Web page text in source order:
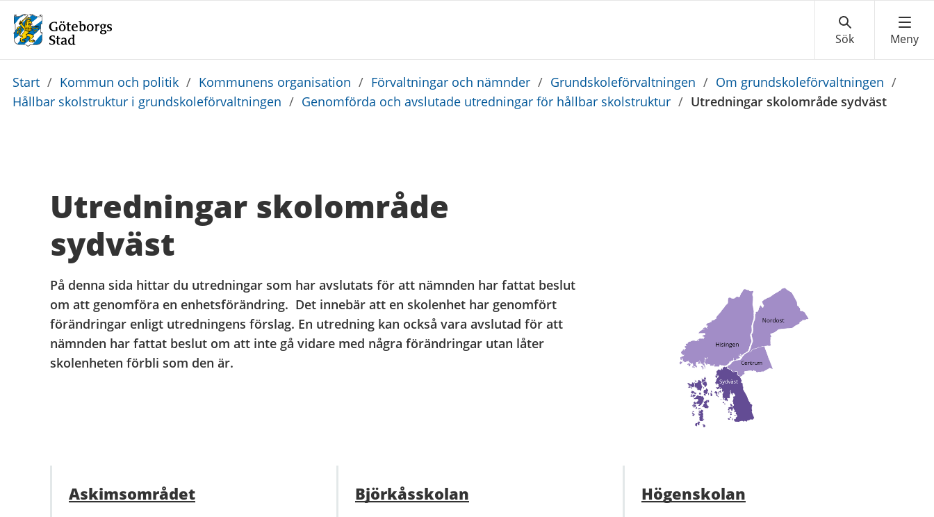
Du
är
Start / Kommun och politik / Kommunens organisation / Förvaltningar och nämnder / Grundskoleförvaltningen / Om grundskoleförvaltningen /
Hållbar skolstruktur i grundskoleförvaltningen / Genomförda och avslutade utredningar för hållbar skolstruktur / Utredningar skolområde sydväst
Utredningar skolområde
sydväst
På denna sida hittar du utredningar som har avslutats för att nämnden har fattat beslut
om att genomföra en enhetsförändring. Det innebär att en skolenhet har genomfört
förändringar enligt utredningens förslag. En utredning kan också vara avslutad för att
nämnden har fattat beslut om att inte gå vidare med några förändringar utan låter
skolenheten förbli som den är.
Askimsområdet Björkåsskolan Högenskolan